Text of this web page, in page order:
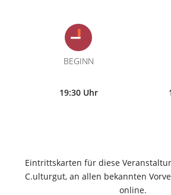
BEGINN
19:30 Uhr
Eintrittskarten für diese
C.ulturgut, an allen bekannten
online.